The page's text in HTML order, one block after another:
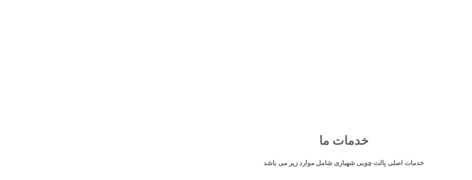
خدمات ما
خدمات اصلی پالت چوبی شهبازی شامل موارد زیر می باشد